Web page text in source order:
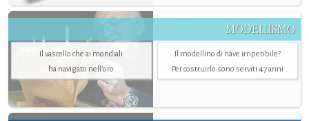
MODELLISMO
Il vascello che ai mondiali
ha navigato nell’oro
Il modellino di nave irripetibile?
Per costruirlo sono serviti 47 anni